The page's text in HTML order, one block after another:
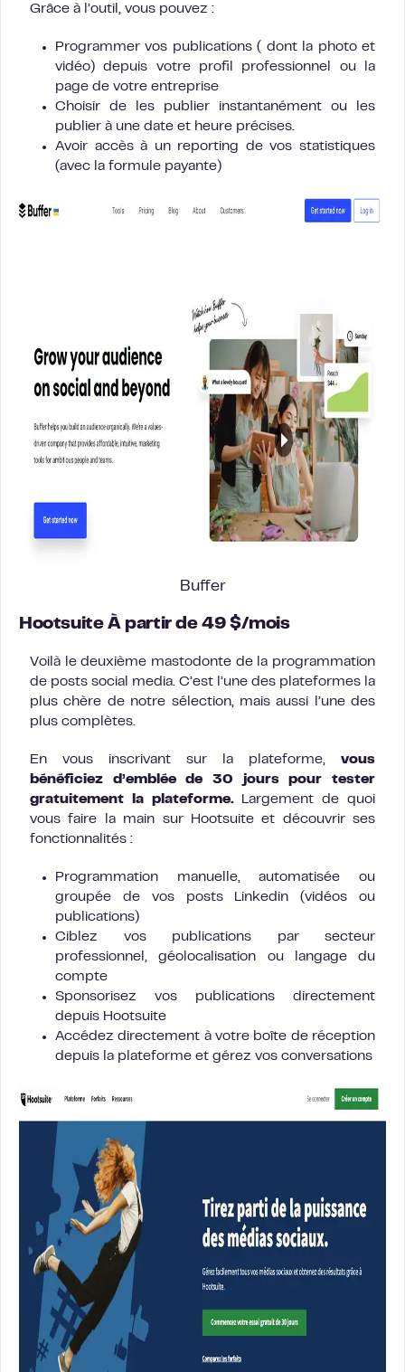
Grâce à l’outil, vous pouvez :
Programmer vos publications ( dont la photo et
vidéo) depuis votre profil professionnel ou la
page de votre entreprise
Choisir de les publier instantanément ou les
publier à une date et heure précises.
Avoir accès à un reporting de vos statistiques
(avec la formule payante)
Buffer
Hootsuite À partir de 49 $/mois
Voilà le deuxième mastodonte de la programmation
de posts social media. C’est l’une des plateformes la
plus chère de notre sélection, mais aussi l’une des
plus complètes.
En vous inscrivant sur la plateforme, vous
bénéficiez d’emblée de 30 jours pour tester
gratuitement la plateforme.Largement de quoi
vous faire la main sur Hootsuite et découvrir ses
fonctionnalités :
Programmation manuelle, automatisée ou
groupée de vos posts Linkedin (vidéos ou
publications)
Ciblez vos publications par secteur
professionnel, géolocalisation ou langage du
compte
Sponsorisez vos publications directement
depuis Hootsuite
Accédez directement à votre boîte de réception
depuis la plateforme et gérez vos conversations